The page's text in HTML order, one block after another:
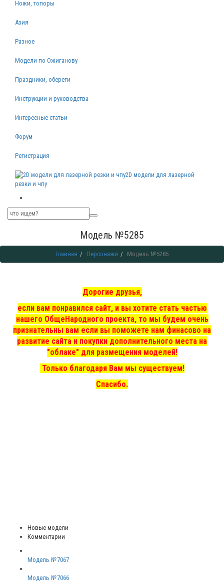
Ножи, топоры
Азия
Разное
Модели по Ожиганову
Праздники, обереги
Инструкции и руководства
Интересные статьи
Форум
Регистрация
2D модели для лазерной
резки и чпу
Модель №5285
Главная Персонажи Модель №5285
Дорогие друзья,
если вам понравился сайт, и вы хотите стать частью
нашего ОбщеНародного проекта, то мы будем очень
признательны вам если вы поможете нам финасово на
развитие сайта и покупки дополнительного места на
"облаке" для размещения моделей!
Только благодаря Вам мы существуем!
Спасибо.
Новые модели
Комментарии
Модель №7067
Модель №7066